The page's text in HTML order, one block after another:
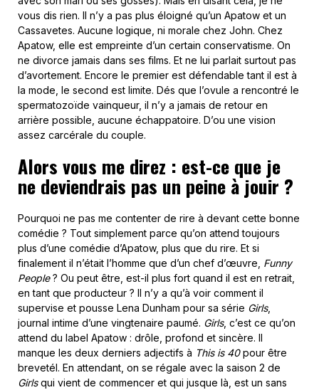
vous dis rien. Il n’y a pas plus éloigné qu’un Apatow et un
Cassavetes. Aucune logique, ni morale chez John. Chez
Apatow, elle est empreinte d’un certain conservatisme. On
ne divorce jamais dans ses films. Et ne lui parlait surtout pas
d’avortement. Encore le premier est défendable tant il est à
la mode, le second est limite. Dés que l’ovule a rencontré le
spermatozoïde vainqueur, il n’y a jamais de retour en
arrière possible, aucune échappatoire. D’ou une vision
assez carcérale du couple.
Alors vous me direz : est-ce que je
ne deviendrais pas un peine à jouir ?
Pourquoi ne pas me contenter de rire à devant cette bonne
comédie ? Tout simplement parce qu’on attend toujours
plus d’une comédie d’Apatow, plus que du rire. Et si
finalement il n’était l’homme que d’un chef d’œuvre, Funny
People? Ou peut être, est-il plus fort quand il est en retrait,
en tant que producteur ? Il n’y a qu’à voir comment il
supervise et pousse Lena Dunham pour sa série Girls,
journal intime d’une vingtenaire paumé. Girls, c’est ce qu’on
attend du label Apatow : drôle, profond et sincère. Il
manque les deux derniers adjectifs à This is 40pour être
brevetél. En attendant, on se régale avec la saison 2 de
Girlsqui vient de commencer et qui jusque là, est un sans